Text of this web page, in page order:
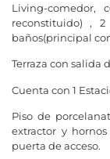
Living-comedor,
reconstituido) ,
baños(principal
Terraza con salida
Cuenta con 1
Piso de
extractor y
puerta de acceso.